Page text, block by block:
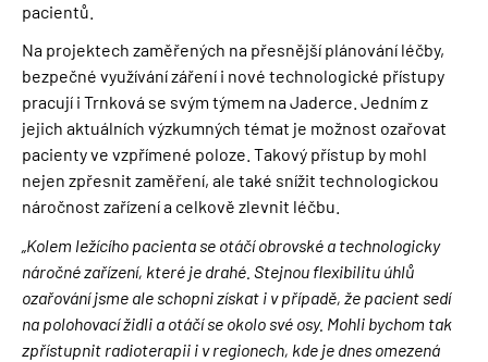
pacientů.
Na projektech zaměřených na přesnější plánování léčby,
bezpečné využívání záření i nové technologické přístupy
pracují i Trnková se svým týmem na Jaderce. Jedním z
jejich aktuálních výzkumných témat je možnost ozařovat
pacienty ve vzpřímené poloze. Takový přístup by mohl
nejen zpřesnit zaměření, ale také snížit technologickou
náročnost zařízení a celkově zlevnit léčbu.
„Kolem ležícího pacienta se otáčí obrovské a technologicky
náročné zařízení, které je drahé. Stejnou flexibilitu úhlů
ozařování jsme ale schopni získat i v případě, že pacient sedí
na polohovací židli a otáčí se okolo své osy. Mohli bychom tak
zpřístupnit radioterapii i v regionech, kde je dnes omezená